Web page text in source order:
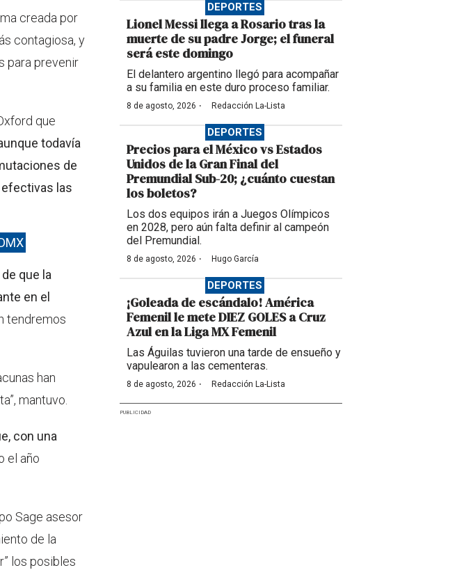
creada por
contagiosa, y
para prevenir
que
todavía
de
las
que la
en el
tendremos
han
mantuvo.
con una
el año
Sage asesor
de la
los posibles
DEPORTES
Lionel Messi llega a Rosario tras la
muerte de su padre Jorge; el funeral
será este domingo
El delantero argentino llegó para acompañar
a su familia en este duro proceso familiar.
8 de agosto, 2026 · Redacción La-Lista
DEPORTES
Precios para el México vs Estados
Unidos de la Gran Final del
Premundial Sub-20; ¿cuánto cuestan
los boletos?
Los dos equipos irán a Juegos Olímpicos
en 2028, pero aún falta definir al campeón
del Premundial.
8 de agosto, 2026 · Hugo García
DEPORTES
¡Goleada de escándalo! América
Femenil le mete DIEZ GOLES a Cruz
Azul en la Liga MX Femenil
Las Águilas tuvieron una tarde de ensueño y
vapulearon a las cementeras.
8 de agosto, 2026 · Redacción La-Lista
PUBLICIDAD